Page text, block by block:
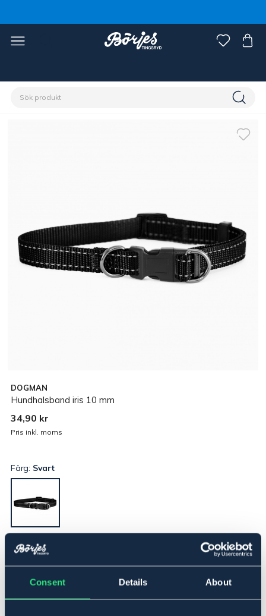
Consent Details About
DOGMAN
Hundhalsband iris 10 mm
34,90 kr
Pris inkl. moms
Färg: Svart
22-35